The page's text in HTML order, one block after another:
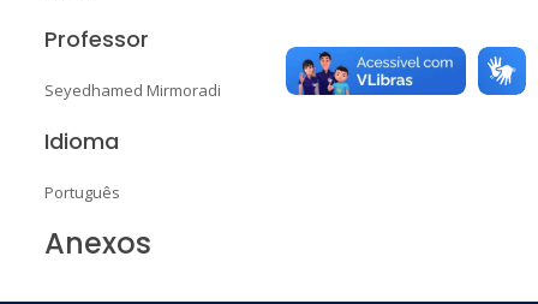
Professor
Seyedhamed Mirmoradi
Idioma
Português
Anexos